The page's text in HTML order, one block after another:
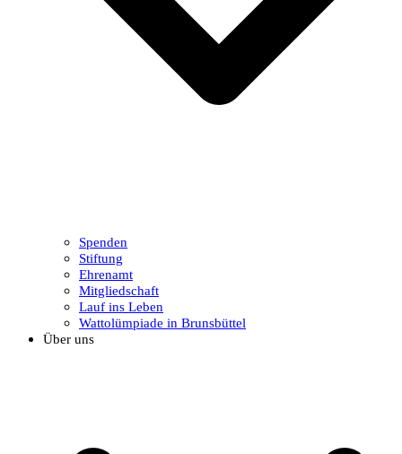
Spenden
Stiftung
Ehrenamt
Mitgliedschaft
Lauf ins Leben
Wattolümpiade in Brunsbüttel
Über uns